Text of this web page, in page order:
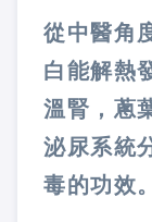
從中醫角
白能解熱
溫腎，蔥
泌尿系統
毒的功效。